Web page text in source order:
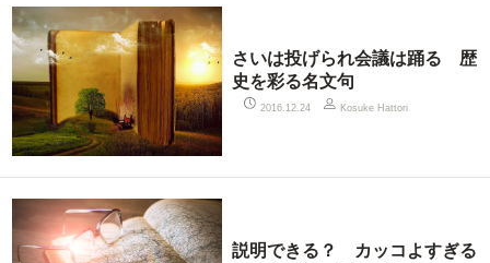
さいは投げられ会議は踊る 歴
史を彩る名文句
2016.12.24 Kosuke Hattori
説明できる？ カッコよすぎる